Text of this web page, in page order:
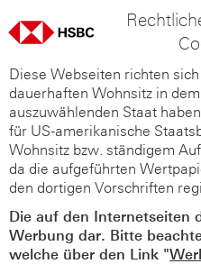
Diese Webseiten richten
dauerhaften Wohnsitz in
auszuwählenden Staat
für US-amerikanische
Wohnsitz bzw. ständigem
da die aufgeführten
den dortigen Vorschriften
Die auf den Internetseiten
Werbung dar. Bitte
welche über den Link "